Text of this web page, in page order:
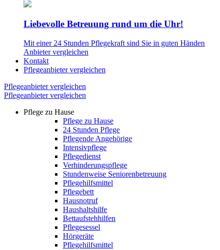
Liebevolle Betreuung rund um die Uhr!
Mit einer 24 Stunden Pflegekraft sind Sie in guten Händen
Anbieter vergleichen
Kontakt
Pflegeanbieter vergleichen
Pflegeanbieter vergleichen
Pflegeanbieter vergleichen
Pflege zu Hause
Pflege zu Hause
24 Stunden Pflege
Pflegende Angehörige
Intensivpflege
Pflegedienst
Verhinderungspflege
Stundenweise Seniorenbetreuung
Pflegehilfsmittel
Pflegebett
Hausnotruf
Haushaltshilfe
Bettaufstehhilfen
Pflegesessel
Hörgeräte
Pflegehilfsmittel